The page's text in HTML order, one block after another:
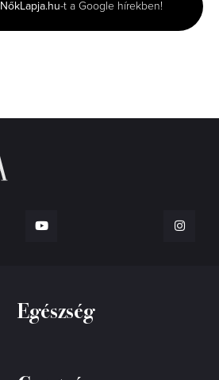
NőkLapja.hu-t a Google hírekben!
Egészség